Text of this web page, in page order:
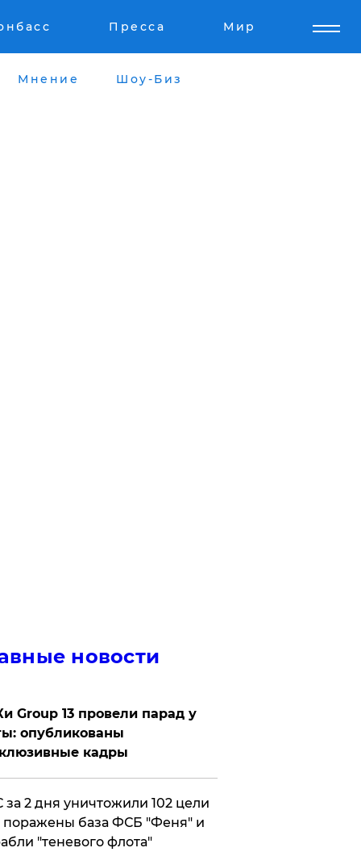
Пресса Мир
Мнение Шоу-Биз
новости
Group 13 провели парад у
опубликованы
кадры
за 2 дня уничтожили 102 цели
база ФСБ "Феня" и
"теневого флота"